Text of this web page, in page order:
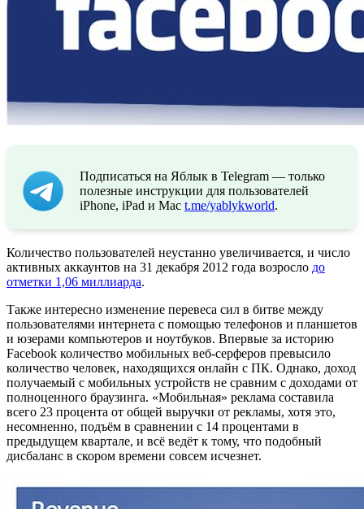
Подписаться на Яблык в Telegram — только
полезные инструкции для пользователей
iPhone, iPad и Mac t.me/yablykworld.
Количество пользователей неустанно увеличивается, и число
активных аккаунтов на 31 декабря 2012 года возросло до
отметки 1,06 миллиарда.
Также интересно изменение перевеса сил в битве между
пользователями интернета с помощью телефонов и планшетов
и юзерами компьютеров и ноутбуков. Впервые за историю
Facebook количество мобильных веб-серферов превысило
количество человек, находящихся онлайн с ПК. Однако, доход
получаемый с мобильных устройств не сравним с доходами от
полноценного браузинга. «Мобильная» реклама составила
всего 23 процента от общей выручки от рекламы, хотя это,
несомненно, подъём в сравнении с 14 процентами в
предыдущем квартале, и всё ведёт к тому, что подобный
дисбаланс в скором времени совсем исчезнет.